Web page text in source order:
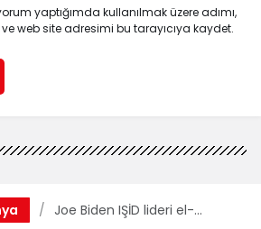
yaptığımda kullanılmak üzere adımı,
web site adresimi bu tarayıcıya kaydet.
Joe Biden IŞİD lideri el-